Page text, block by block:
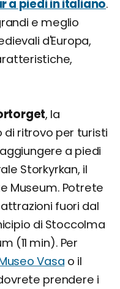
a piedi in italiano.
e meglio
d'Europa,
, la
di ritrovo per turisti
a piedi
Storkyrkan, il
Museum. Potrete
fuori dal
di Stoccolma
(11 min). Per
Vasa o il
prendere i